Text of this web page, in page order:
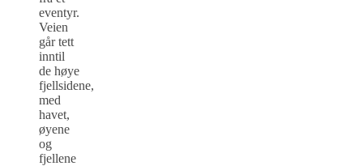
eventyr.
Veien
går tett
inntil
de høye
fjellsidene,
med
havet,
øyene
og
fjellene